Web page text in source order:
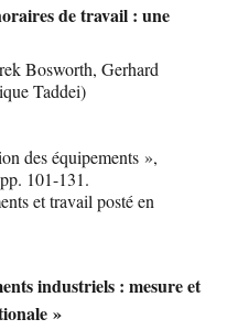
de travail : une
Bosworth, Gerhard
Taddei)
des équipements »,
101-131.
et travail posté en
industriels : mesure et
»